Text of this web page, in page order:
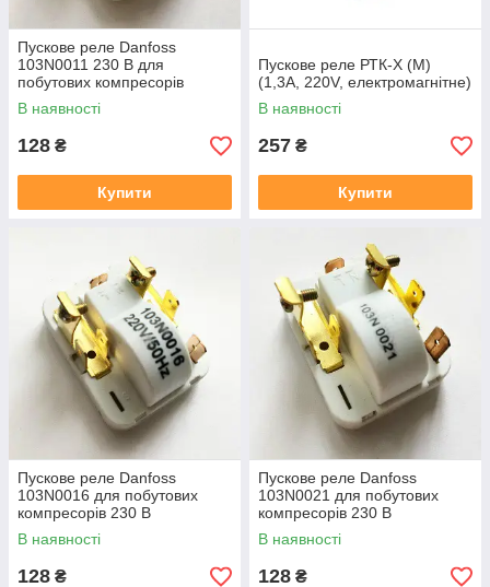
Пускове реле Danfoss
103N0011 230 В для
побутових компресорів
В наявності
128 ₴
Купити
Пускове реле РТК-Х (М)
(1,3А, 220V, електромагнітне)
В наявності
257 ₴
Купити
Пускове реле Danfoss
103N0016 для побутових
компресорів 230 В
В наявності
128 ₴
Пускове реле Danfoss
103N0021 для побутових
компресорів 230 В
В наявності
128 ₴